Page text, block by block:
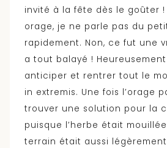
invité à la fête dès le goûter !
orage, je ne parle pas du
rapidement. Non, ce fut une
a tout balayé !
anticiper et rentrer tout le
in extremis. Une fois l’orage
trouver une solution pour la
puisque l’herbe était
terrain était aussi